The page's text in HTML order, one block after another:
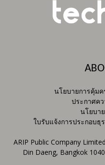
นโยบายการคุ้ม
ประกาศค
นโยบา
ใบรับแจ้งการประกอบ
ARIP Public Company
Din Daeng, Bangkok